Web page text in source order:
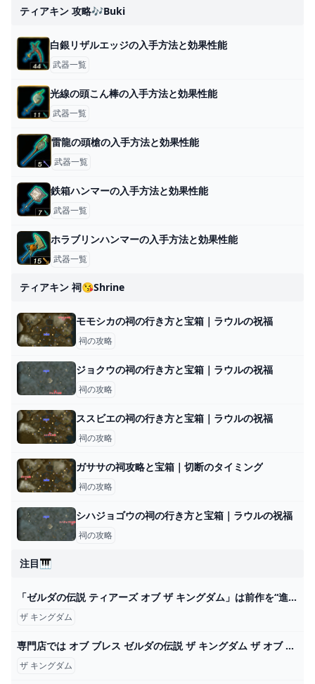
ティアキン 攻略🎶buki
白銀リザルエッジの入手方法と効果性能
武器一覧
光線の頭こん棒の入手方法と効果性能
武器一覧
雷龍の頭槍の入手方法と効果性能
武器一覧
鉄箱ハンマーの入手方法と効果性能
武器一覧
ホラブリンハンマーの入手方法と効果性能
武器一覧
ティアキン 祠😘shrine
モモシカの祠の行き方と宝箱｜ラウルの祝福
祠の攻略
ジョクウの祠の行き方と宝箱｜ラウルの祝福
祠の攻略
ススビエの祠の行き方と宝箱｜ラウルの祝福
祠の攻略
ガササの祠攻略と宝箱｜切断のタイミング
祠の攻略
シハジョゴウの祠の行き方と宝箱｜ラウルの祝福
祠の攻略
注目🎹
「ゼルダの伝説 ティアーズ オブ ザ キングダム」は前作を“進化”させ、さらなる高みへと押し上げている：ゲームレビュー WIRED.jp
ザ キングダム
専門店では オブ ブレス ゼルダの伝説 ザ キングダム ザ オブ ティアーズ ワイルド Nintendo Switch - bestcheerstone.com
ザ キングダム